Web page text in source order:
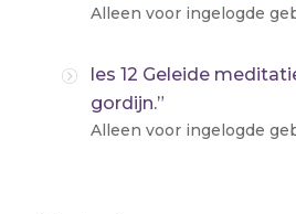
Alleen voor ingelogde
les 12 Geleide
gordijn.”
Alleen voor ingelogde